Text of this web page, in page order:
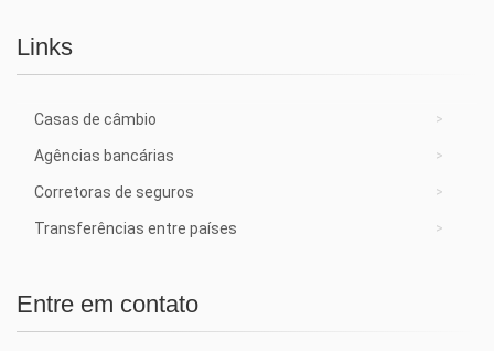
Links
Casas de câmbio
Agências bancárias
Corretoras de seguros
Transferências entre países
Entre em contato